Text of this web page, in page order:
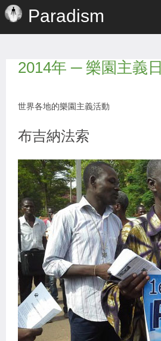
Paradism
2014年 ─ 樂園主義日
世界各地的樂園主義活動
布吉納法索